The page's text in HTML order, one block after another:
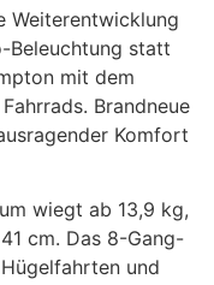
Weiterentwicklung
Beleuchtung statt
mit dem
Brandneue
Komfort
wiegt ab 13,9 kg,
cm. Das 8-Gang-
und